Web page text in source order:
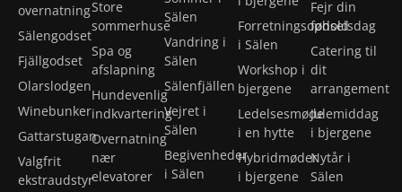
overnatning
Sälengodset
Fjällgodset
Olarslodgen
Winebunker
Gattarstugan
Valgfrit
ekstraudstyr
Store
sommerhuse
Spa og
afslapning
Hundevenlig
indkvartering
Overnatning
nær
elevatorer
Sälen
Vandring i
Sälen
Sälenfjällen
Vejret i
Sälen
Begivenheder
i Sälen
Forretningsophold
i Sälen
Workshop i
bjergene
Ledelsesmøde
i en hytte
Hybridmøder
i bjergene
Fejr din
fødselsdag
Catering til
dit
arrangement
Julemiddag
i bjergene
Nytår i
Sälen